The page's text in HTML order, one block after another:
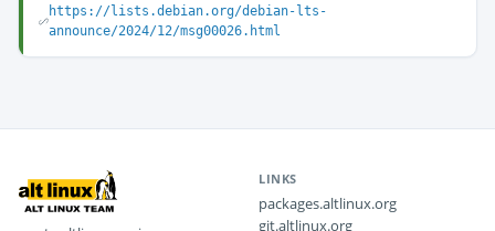
https://lists.debian.org/debian-lts-
announce/2024/12/msg00026.html
LINKS
packages.altlinux.org
git.altlinux.org